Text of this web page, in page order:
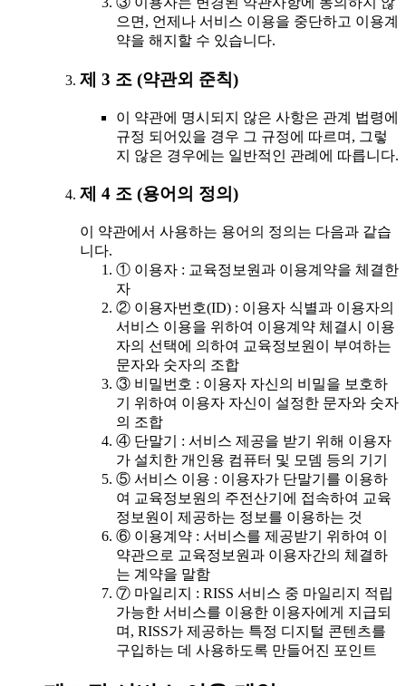
으면, 언제나 서비스 이용을 중단하고 이용계
약을 해지할 수 있습니다.
제 3 조 (약관외 준칙)
이 약관에 명시되지 않은 사항은 관계 법령에
규정 되어있을 경우 그 규정에 따르며, 그렇
지 않은 경우에는 일반적인 관례에 따릅니다.
제 4 조 (용어의 정의)
이 약관에서 사용하는 용어의 정의는 다음과 같습
니다.
① 이용자 : 교육정보원과 이용계약을 체결한
자
② 이용자번호(ID) : 이용자 식별과 이용자의
서비스 이용을 위하여 이용계약 체결시 이용
자의 선택에 의하여 교육정보원이 부여하는
문자와 숫자의 조합
③ 비밀번호 : 이용자 자신의 비밀을 보호하
기 위하여 이용자 자신이 설정한 문자와 숫자
의 조합
④ 단말기 : 서비스 제공을 받기 위해 이용자
가 설치한 개인용 컴퓨터 및 모뎀 등의 기기
⑤ 서비스 이용 : 이용자가 단말기를 이용하
여 교육정보원의 주전산기에 접속하여 교육
정보원이 제공하는 정보를 이용하는 것
⑥ 이용계약 : 서비스를 제공받기 위하여 이
약관으로 교육정보원과 이용자간의 체결하
는 계약을 말함
⑦ 마일리지 : RISS 서비스 중 마일리지 적립
가능한 서비스를 이용한 이용자에게 지급되
며, RISS가 제공하는 특정 디지털 콘텐츠를
구입하는 데 사용하도록 만들어진 포인트